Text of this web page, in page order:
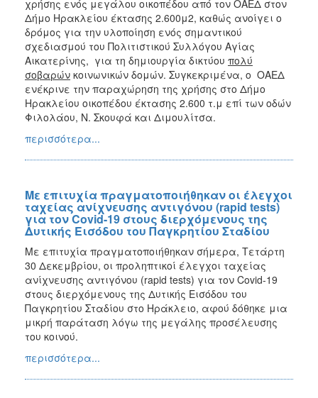
χρήσης ενός μεγάλου οικοπέδου από τον ΟΑΕΔ στον
Δήμο Ηρακλείου έκτασης 2.600μ2, καθώς ανοίγει ο
δρόμος για την υλοποίηση ενός σημαντικού
σχεδιασμού του Πολιτιστικού Συλλόγου Αγίας
Αικατερίνης, για τη δημιουργία δικτύου πολύ
σοβαρών κοινωνικών δομών. Συγκεκριμένα, ο ΟΑΕΔ
ενέκρινε την παραχώρηση της χρήσης στο Δήμο
Ηρακλείου οικοπέδου έκτασης 2.600 τ.μ επί των οδών
Φιλολάου, Ν. Σκουφά και Διμουλίτσα.
περισσότερα...
Με επιτυχία πραγματοποιήθηκαν οι έλεγχοι
ταχείας ανίχνευσης αντιγόνου (rapid tests)
για τον Covid-19 στους διερχόμενους της
Δυτικής Εισόδου του Παγκρητίου Σταδίου
Με επιτυχία πραγματοποιήθηκαν σήμερα, Τετάρτη
30 Δεκεμβρίου, οι προληπτικοί έλεγχοι ταχείας
ανίχνευσης αντιγόνου (rapid tests) για τον Covid-19
στους διερχόμενους της Δυτικής Εισόδου του
Παγκρητίου Σταδίου στο Ηράκλειο, αφού δόθηκε μια
μικρή παράταση λόγω της μεγάλης προσέλευσης
του κοινού.
περισσότερα...